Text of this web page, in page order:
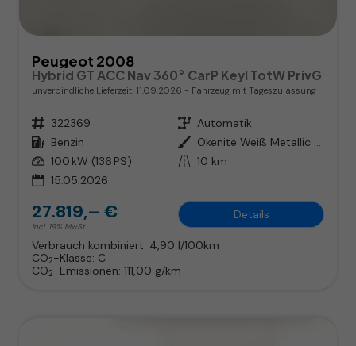
Peugeot 2008
Hybrid GT ACC Nav 360° CarP Keyl TotW PrivG
unverbindliche Lieferzeit: 11.09.2026 Fahrzeug mit Tageszulassung
Fahrzeugnr. 322369 Getriebe Automatik
Kraftstoff Benzin Außenfarbe
Okenite Weiß Metallic / Dach in
Leistung 100 kW (136 PS) Kilometerstand 10 km
15.05.2026
27.819,– €
incl. 19% MwSt.
Details
Verbrauch kombiniert: 4,90 l/100km
CO2-Klasse: C
CO2-Emissionen: 111,00 g/km